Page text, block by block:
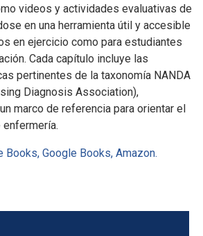
videos y actividades evaluativas de
en una herramienta útil y accesible
en ejercicio como para estudiantes
Cada capítulo incluye las
pertinentes de la taxonomía NANDA
Diagnosis Association),
marco de referencia para orientar el
Books, Google Books, Amazon.